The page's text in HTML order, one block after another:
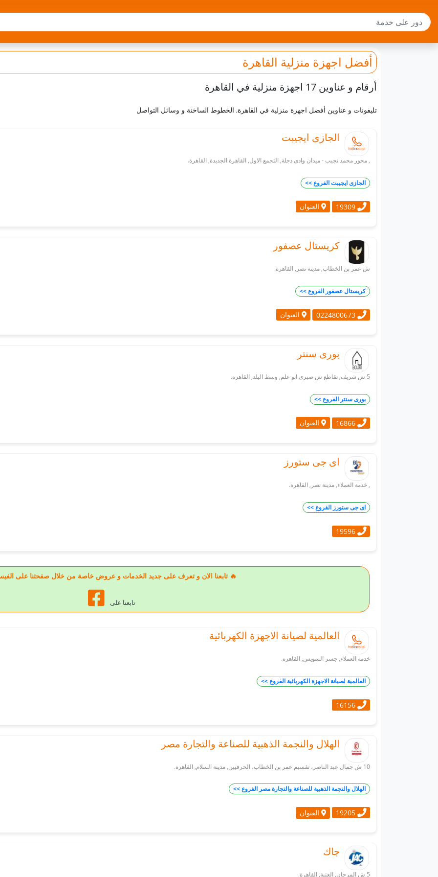
أفضل اجهزة منزلية القاهرة
أرقام و عناوين 17 اجهزة منزلية في القاهرة
تليفونات و عناوين أفضل اجهزة منزلية في القاهرة, الخطوط الساخنة و وسائل التواصل
الجازى ايجيبت
, محور محمد نجيب - ميدان وادى دجلة, التجمع الاول, القاهرة الجديدة, القاهرة.
الجازى ايجيبت الفروع >>
19309 العنوان
كريستال عصفور
ش عمر بن الخطاب, مدينة نصر, القاهرة.
كريستال عصفور الفروع >>
0224800673 العنوان
بورى سنتر
5 ش شريف, تقاطع ش صبرى ابو علم, وسط البلد, القاهرة.
بورى سنتر الفروع >>
16866 العنوان
اى جى ستورز
, خدمة العملاء, مدينة نصر, القاهرة.
اى جى ستورز الفروع >>
19596
🔥 تابعنا الان و تعرف على جديد الخدمات و عروض خاصة من خلال صفحتنا على
تابعنا على
العالمية لصيانة الاجهزة الكهربائية
خدمة العملاء, جسر السويس, القاهرة.
العالمية لصيانة الاجهزة الكهربائية الفروع >>
16156
الهلال والنجمة الذهبية للصناعة والتجارة مصر
10 ش جمال عبد الناصر، تقسيم عمر بن الخطاب، الحرفيين, مدينة السلام, القاهرة.
الهلال والنجمة الذهبية للصناعة والتجارة مصر الفروع >>
19205 العنوان
جاك
5 ش المرجان, العتبة, القاهرة.